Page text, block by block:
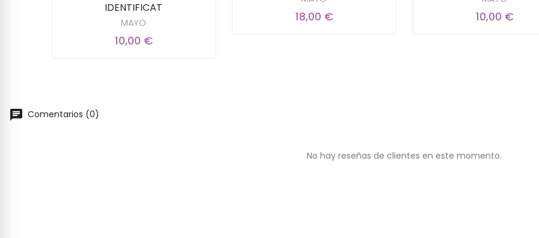
IDENTIFICAT
MAYO
10,00 €
18,00 € 10,00 €
Comentarios (0)
No hay reseñas de clientes en este momento.